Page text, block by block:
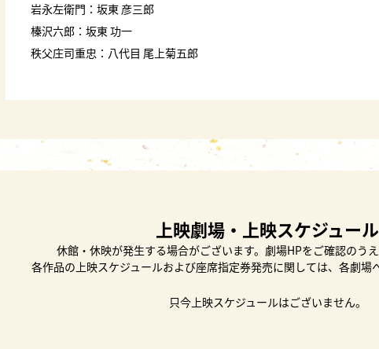
岩永左衛門：坂東 彦三郎
榛沢六郎：坂東 功一
秩父庄司重忠：八代目 尾上菊五郎
上映劇場・上映スケジュール
休館・休映が発生する場合がございます。劇場HPをご確認のうえ
各作品の上映スケジュールおよび座席指定券発売に関しては、各劇場
只今上映スケジュールはございません。